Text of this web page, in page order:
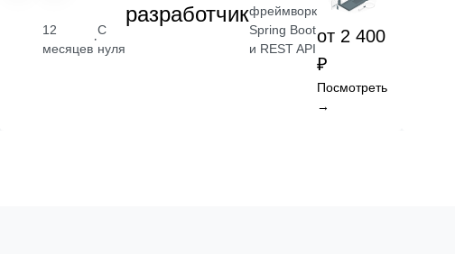
12
месяцев
·
С
нуля
разработчикфреймворк
Spring Boot
и REST API
от 2 400
₽
Посмотреть
→